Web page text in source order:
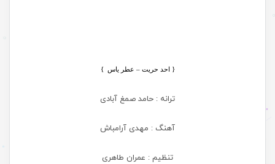
{ احد حریت – عطر یاس}
ترانه : حامد صمغ آبادی
آهنگ : مهدی آرامباش
تنظیم : عمران طاهری